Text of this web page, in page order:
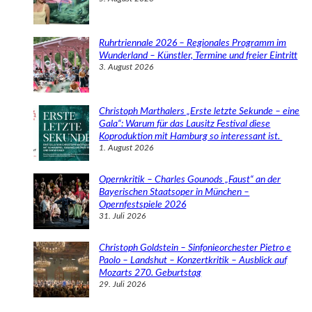
Ruhrtriennale 2026 – Regionales Programm im
Wunderland – Künstler, Termine und freier Eintritt
3. August 2026
Christoph Marthalers „Erste letzte Sekunde – eine
Gala“: Warum für das Lausitz Festival diese
Koproduktion mit Hamburg so interessant ist.
1. August 2026
Opernkritik – Charles Gounods „Faust“ an der
Bayerischen Staatsoper in München –
Opernfestspiele 2026
31. Juli 2026
Christoph Goldstein – Sinfonieorchester Pietro e
Paolo – Landshut – Konzertkritik – Ausblick auf
Mozarts 270. Geburtstag
29. Juli 2026